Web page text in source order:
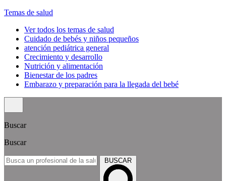
Temas de salud
Ver todos los temas de salud
Cuidado de bebés y niños pequeños
atención pediátrica general
Crecimiento y desarrollo
Nutrición y alimentación
Bienestar de los padres
Embarazo y preparación para la llegada del bebé
Buscar
Buscar
BUSCAR